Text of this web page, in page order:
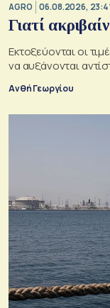
AGRO 06.08.2026,
Γιατί
Εκτοξεύονται οι
να αυξάνονται
Ανθή Γεωργίου